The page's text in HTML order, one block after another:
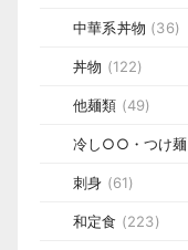
中華系丼物 (36)
丼物 (122)
他麺類 (49)
冷し○○・つけ麺
刺身 (61)
和定食 (223)